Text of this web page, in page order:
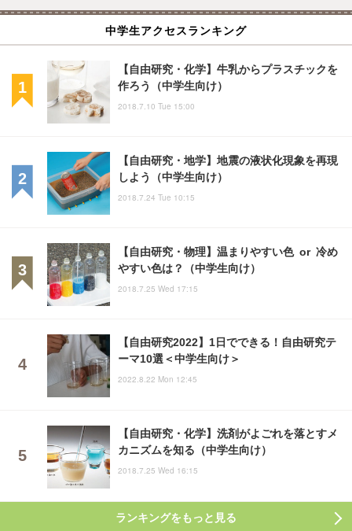
中学生アクセスランキング
【自由研究・化学】牛乳からプラスチックを
作ろう（中学生向け）
2018.7.10 Tue 15:00
【自由研究・地学】地震の液状化現象を再現
しよう（中学生向け）
2018.7.24 Tue 10:15
【自由研究・物理】温まりやすい色 or 冷め
やすい色は？（中学生向け）
2018.7.25 Wed 17:15
【自由研究2022】1日でできる！自由研究テ
ーマ10選＜中学生向け＞
2022.8.22 Mon 12:45
【自由研究・化学】洗剤がよごれを落とすメ
カニズムを知る（中学生向け）
2018.7.25 Wed 16:15
ランキングをもっと見る